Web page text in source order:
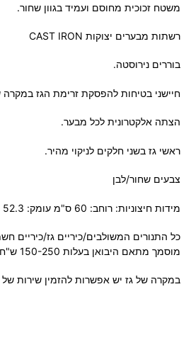
משטח זכוכית מחוסם ועמיד בגוון שחור.
רשתות מבערים יצוקות CAST IRON
בוררים נירוסטה.
חיישני בטיחות להפסקת זרימת הגז במקרה
הצתה אלקטרונית לכל מבער.
ראשי גז בשני חלקים לניקוי מהיר.
צבעים שחור/לבן
מידות חיצוניות: רוחב: 60 ס"מ עומק: 52.3 ס"מ
כל התנורים המשולבים/כיריים גז/כיריים
מוסמך מתאם היבואן בעלות 150-250 ש"ח.
במקרה של גז יש אפשרות להזמין שירות של